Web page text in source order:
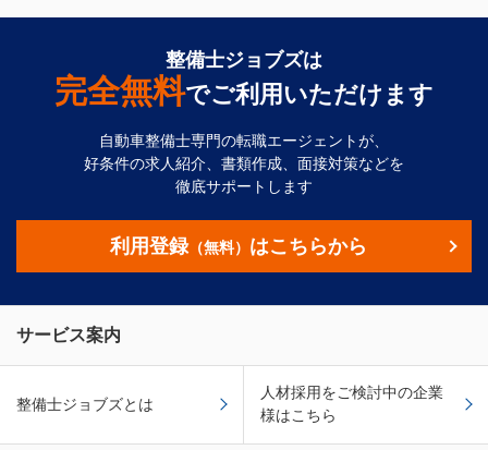
整備士ジョブズは
完全無料でご利用いただけます
自動車整備士専門の転職エージェントが、
好条件の求人紹介、書類作成、面接対策などを
徹底サポートします
利用登録（無料） はこちらから
サービス案内
整備士ジョブズとは
人材採用をご検討中の企業
様はこちら